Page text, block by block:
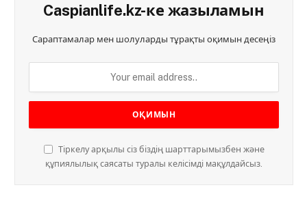
Caspianlife.kz-ке жазыламын
Сараптамалар мен шолуларды тұрақты оқимын десеңіз
Тіркелу арқылы сіз біздің шарттарымызбен және
құпиялылық саясаты туралы келісімді мақұлдайсыз.